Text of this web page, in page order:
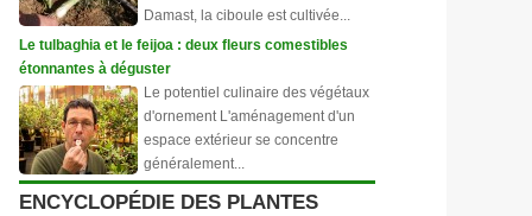
Damast, la ciboule est cultivée...
Le tulbaghia et le feijoa : deux fleurs comestibles
étonnantes à déguster
Le potentiel culinaire des végétaux
d'ornement L'aménagement d'un
espace extérieur se concentre
généralement...
ENCYCLOPÉDIE DES PLANTES